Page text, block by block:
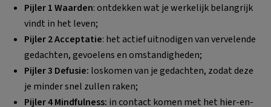
Pijler 1 Waarden: ontdekken wat je werkelijk belangrijk
vindt in het leven;
Pijler 2 Acceptatie: het actief uitnodigen van vervelende
gedachten, gevoelens en omstandigheden;
Pijler 3 Defusie: loskomen van je gedachten, zodat deze
je minder snel zullen raken;
Pijler 4 Mindfulness: in contact komen met het hier-en-